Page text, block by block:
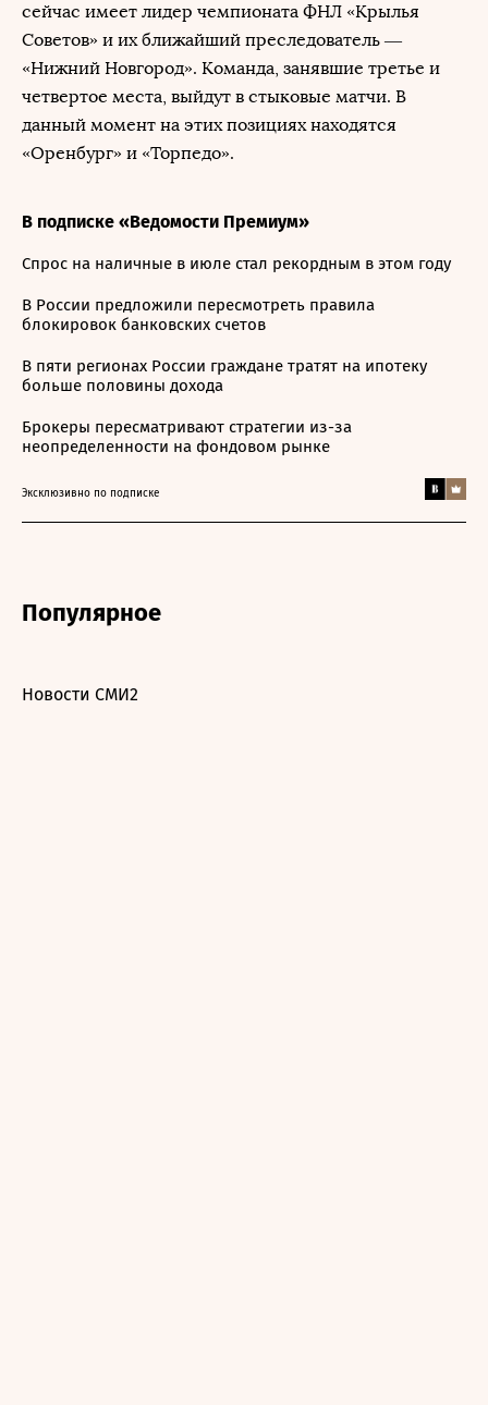
сейчас имеет лидер чемпионата ФНЛ «Крылья
Советов» и их ближайший преследователь —
«Нижний Новгород». Команда, занявшие третье и
четвертое места, выйдут в стыковые матчи. В
данный момент на этих позициях находятся
«Оренбург» и «Торпедо».
В подписке «Ведомости Премиум»
Спрос на наличные в июле стал рекордным в этом году
В России предложили пересмотреть правила
блокировок банковских счетов
В пяти регионах России граждане тратят на ипотеку
больше половины дохода
Брокеры пересматривают стратегии из-за
неопределенности на фондовом рынке
Эксклюзивно по подписке
Популярное
Новости СМИ2